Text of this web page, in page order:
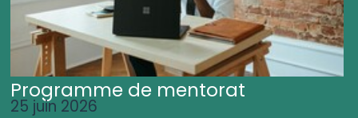
Programme de mentorat
25 juin 2026